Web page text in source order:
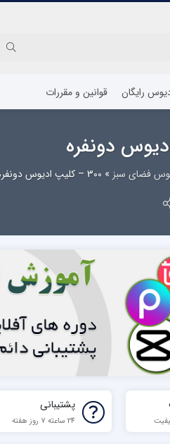
رایگان قوانین و مقررات
فضای سبز » 300 – کلیپ ادیوس دونفره
پشتیبانی
24 ساعته 7 روز هفته